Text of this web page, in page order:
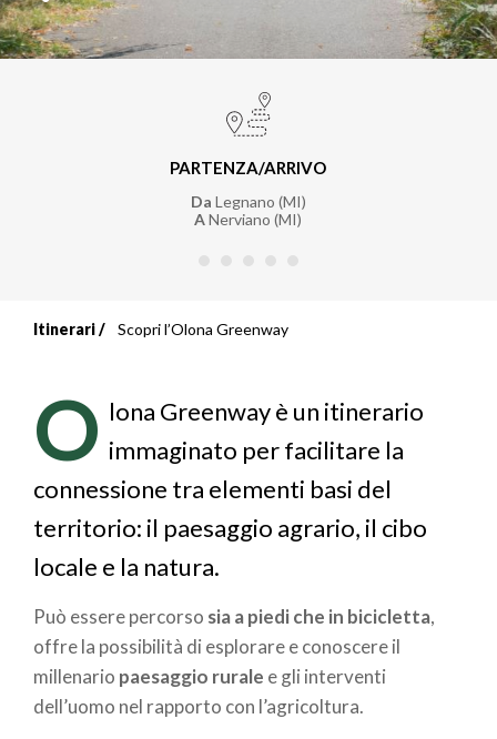
PARTENZA/ARRIVO
Da Legnano (MI)
ANerviano (MI)
Briciole
di
pane
Itinerari Scopri l’Olona Greenway
O lona Greenway è un itinerario
immaginato per facilitare la
connessione tra elementi basi del
territorio: il paesaggio agrario, il cibo
locale e la natura.
Può essere percorso sia a piedi che in bicicletta,
offre la possibilità di esplorare e conoscere il
millenario paesaggio rurale e gli interventi
dell’uomo nel rapporto con l’agricoltura.